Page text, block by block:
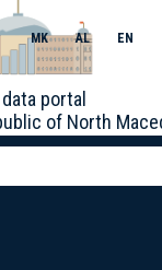
portal
of North
MK AL EN